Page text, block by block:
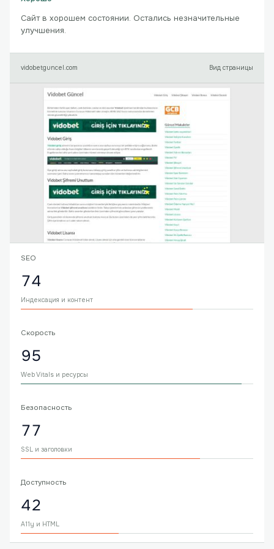
Сайт в хорошем состоянии. Остались незначительные
улучшения.
vidobetguncel.com Вид страницы
SEO
74
Индексация и контент
Скорость
95
Web Vitals и ресурсы
Безопасность
77
SSL и заголовки
Доступность
42
A11y и HTML